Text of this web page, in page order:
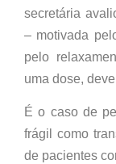
secretária
– motivada
pelo
uma dose,
É o caso de
frágil como
de pacientes